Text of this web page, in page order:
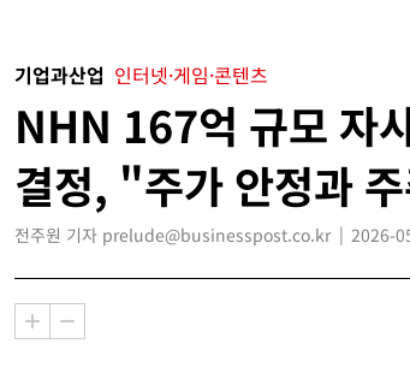
기업과산업 인터넷·게임·콘텐츠
NHN 167억 규모 자
결정, "주가 안정과
전주원 기자 prelude@businesspost.co.kr 2026-